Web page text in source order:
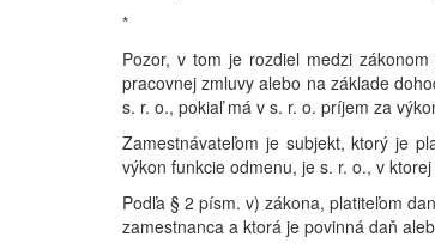
*
Pozor, v tom je rozdiel medzi
pracovnej zmluvy alebo na základe
s. r. o., pokiaľ má v s. r. o. príjem za
Zamestnávateľom je subjekt, ktorý je
výkon funkcie odmenu, je s. r. o., v
Podľa § 2 písm. v) zákona, platiteľom
zamestnanca a ktorá je povinná daň